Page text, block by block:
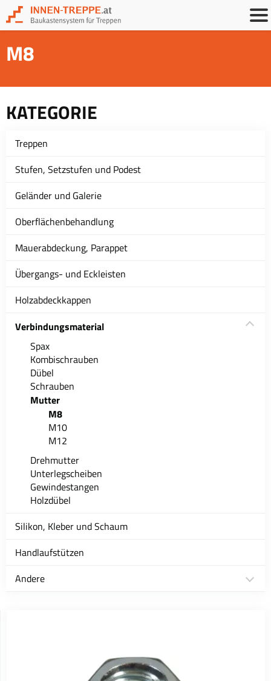
M8
KATEGORIE
Treppen
Stufen, Setzstufen und Podest
Geländer und Galerie
Oberflächenbehandlung
Mauerabdeckung, Parappet
Übergangs- und Eckleisten
Holzabdeckkappen
Verbindungsmaterial
Spax
Kombischrauben
Dübel
Schrauben
Mutter
M8
M10
M12
Drehmutter
Unterlegscheiben
Gewindestangen
Holzdübel
Silikon, Kleber und Schaum
Handlaufstützen
Andere